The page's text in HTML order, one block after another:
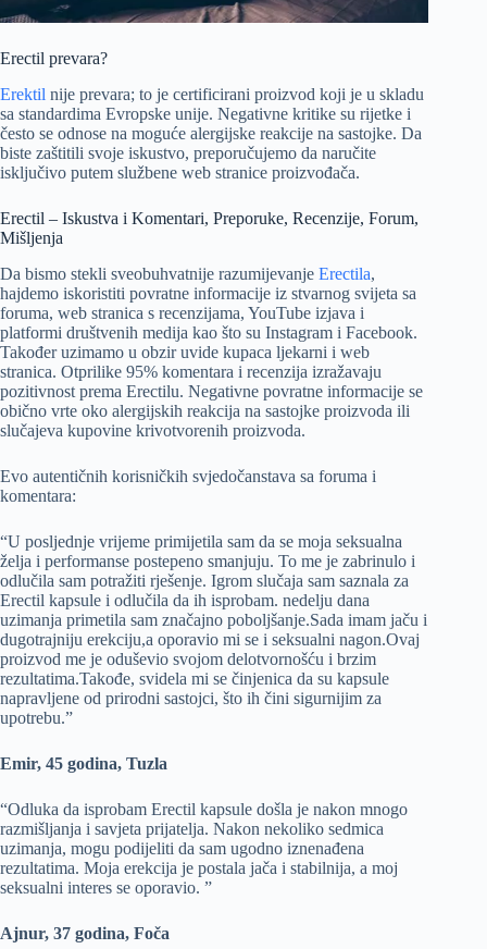
Erectil prevara?
Erektil nije prevara; to je certificirani proizvod koji je u skladu
sa standardima Evropske unije. Negativne kritike su rijetke i
često se odnose na moguće alergijske reakcije na sastojke. Da
biste zaštitili svoje iskustvo, preporučujemo da naručite
isključivo putem službene web stranice proizvođača.
Erectil – Iskustva i Komentari, Preporuke, Recenzije, Forum,
Mišljenja
Da bismo stekli sveobuhvatnije razumijevanje Erectila,
hajdemo iskoristiti povratne informacije iz stvarnog svijeta sa
foruma, web stranica s recenzijama, YouTube izjava i
platformi društvenih medija kao što su Instagram i Facebook.
Također uzimamo u obzir uvide kupaca ljekarni i web
stranica. Otprilike 95% komentara i recenzija izražavaju
pozitivnost prema Erectilu. Negativne povratne informacije se
obično vrte oko alergijskih reakcija na sastojke proizvoda ili
slučajeva kupovine krivotvorenih proizvoda.
Evo autentičnih korisničkih svjedočanstava sa foruma i
komentara:
“U posljednje vrijeme primijetila sam da se moja seksualna
želja i performanse postepeno smanjuju. To me je zabrinulo i
odlučila sam potražiti rješenje. Igrom slučaja sam saznala za
Erectil kapsule i odlučila da ih isprobam. nedelju dana
uzimanja primetila sam značajno poboljšanje.Sada imam jaču i
dugotrajniju erekciju,a oporavio mi se i seksualni nagon.Ovaj
proizvod me je oduševio svojom delotvornošću i brzim
rezultatima.Takođe, svidela mi se činjenica da su kapsule
napravljene od prirodni sastojci, što ih čini sigurnijim za
upotrebu.”
Emir, 45 godina, Tuzla
“Odluka da isprobam Erectil kapsule došla je nakon mnogo
razmišljanja i savjeta prijatelja. Nakon nekoliko sedmica
uzimanja, mogu podijeliti da sam ugodno iznenađena
rezultatima. Moja erekcija je postala jača i stabilnija, a moj
seksualni interes se oporavio. ”
Ajnur, 37 godina, Foča